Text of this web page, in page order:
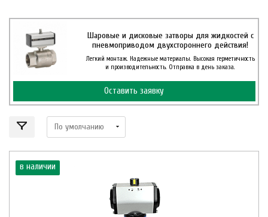
Шаровые и дисковые затворы для жидкостей с
пневмоприводом двухстороннего действия!
Легкий монтаж. Надежные материалы. Высокая герметичность
и производительность. Отправка в день заказа.
Оставить заявку
в наличии